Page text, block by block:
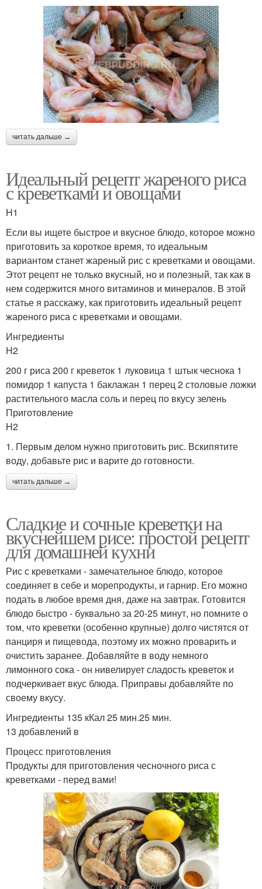
читать дальше →
Идеальный рецепт жареного риса
с креветками и овощами
H1
Если вы ищете быстрое и вкусное блюдо, которое можно
приготовить за короткое время, то идеальным
вариантом станет жареный рис с креветками и овощами.
Этот рецепт не только вкусный, но и полезный, так как в
нем содержится много витаминов и минералов. В этой
статье я расскажу, как приготовить идеальный рецепт
жареного риса с креветками и овощами.
Ингредиенты
H2
200 г риса 200 г креветок 1 луковица 1 штык чеснока 1
помидор 1 капуста 1 баклажан 1 перец 2 столовые ложки
растительного масла соль и перец по вкусу зелень
Приготовление
H2
1. Первым делом нужно приготовить рис. Вскипятите
воду, добавьте рис и варите до готовности.
читать дальше →
Сладкие и сочные креветки на
вкуснейшем рисе: простой рецепт
для домашней кухни
Рис с креветками - замечательное блюдо, которое
соединяет в себе и морепродукты, и гарнир. Его можно
подать в любое время дня, даже на завтрак. Готовится
блюдо быстро - буквально за 20-25 минут, но помните о
том, что креветки (особенно крупные) долго чистятся от
панциря и пищевода, поэтому их можно проварить и
очистить заранее. Добавляйте в воду немного
лимонного сока - он нивелирует сладость креветок и
подчеркивает вкус блюда. Приправы добавляйте по
своему вкусу.
Ингредиенты 135 кКал 25 мин.25 мин.
13 добавлений в
Процесс приготовления
Продукты для приготовления чесночного риса с
креветками - перед вами!